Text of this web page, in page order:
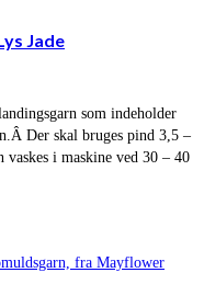
Jade
som indeholder
Der skal bruges pind 3,5 –
i maskine ved 30 – 40